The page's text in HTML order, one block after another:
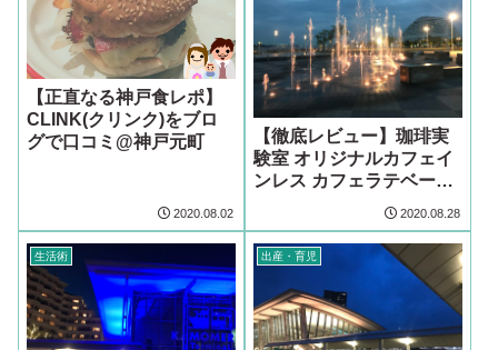
【正直なる神戸食レポ】
CLINK(クリンク)をブロ
グで口コミ@神戸元町
2020.08.02
【徹底レビュー】珈琲実
験室 オリジナルカフェイ
ンレス カフェラテベース
をブログで口コミます！
2020.08.28
生活術 出産・育児